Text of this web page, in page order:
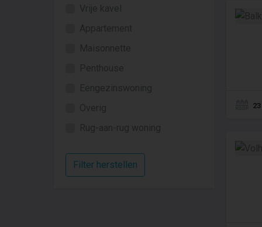
Vrije kavel
Appartement
Maisonnette
Penthouse
Eengezinswoning
Overig
Rug-aan-rug woning
Filter herstellen
23